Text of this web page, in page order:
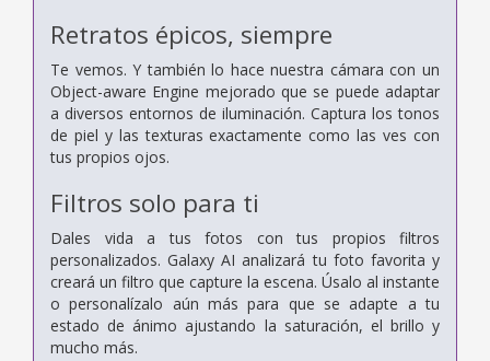
Retratos épicos, siempre
Te vemos. Y también lo hace nuestra cámara con un
Object-aware Engine mejorado que se puede adaptar
a diversos entornos de iluminación. Captura los tonos
de piel y las texturas exactamente como las ves con
tus propios ojos.
Filtros solo para ti
Dales vida a tus fotos con tus propios filtros
personalizados. Galaxy AI analizará tu foto favorita y
creará un filtro que capture la escena. Úsalo al instante
o personalízalo aún más para que se adapte a tu
estado de ánimo ajustando la saturación, el brillo y
mucho más.